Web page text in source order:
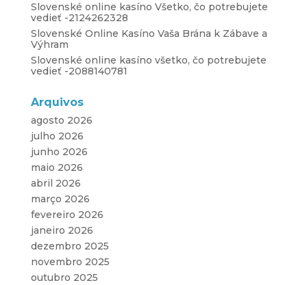
Slovenské online kasíno Všetko, čo potrebujete
vedieť -2124262328
Slovenské Online Kasíno Vaša Brána k Zábave a
Výhram
Slovenské online kasíno všetko, čo potrebujete
vedieť -2088140781
Arquivos
agosto 2026
julho 2026
junho 2026
maio 2026
abril 2026
março 2026
fevereiro 2026
janeiro 2026
dezembro 2025
novembro 2025
outubro 2025